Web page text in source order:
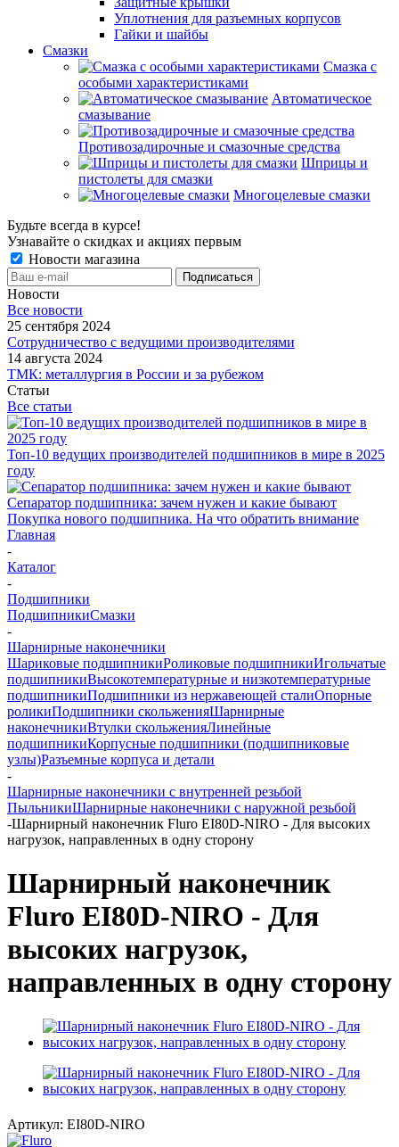
Уплотнения для разъемных корпусов
Гайки и шайбы
Смазки
Смазка с
особыми характеристиками
Автоматическое
смазывание
Противозадирочные и смазочные средства
Шприцы и
пистолеты для смазки
Многоцелевые смазки
Будьте всегда в курсе!
Узнавайте о скидках и акциях первым
Новости магазина
Новости
Все новости
25 сентября 2024
Сотрудничество с ведущими производителями
14 августа 2024
ТМК: металлургия в России и за рубежом
Статьи
Все статьи
Топ-10 ведущих производителей подшипников в мире в 2025
году
Сепаратор подшипника: зачем нужен и какие бывают
Покупка нового подшипника. На что обратить внимание
Главная
-
Каталог
-
Подшипники
ПодшипникиСмазки
-
Шарнирные наконечники
Шариковые подшипникиРоликовые подшипникиИгольчатые
подшипникиВысокотемпературные и низкотемпературные
подшипникиПодшипники из нержавеющей сталиОпорные
роликиПодшипники скольженияШарнирные
наконечникиВтулки скольженияЛинейные
подшипникиКорпусные подшипники (подшипниковые
узлы)Разъемные корпуса и детали
-
Шарнирные наконечники с внутренней резьбой
ПыльникиШарнирные наконечники с наружной резьбой
-Шарнирный наконечник Fluro EI80D-NIRO - Для высоких
нагрузок, направленных в одну сторону
Шарнирный наконечник
Fluro EI80D-NIRO - Для
высоких нагрузок,
направленных в одну сторону
Артикул: EI80D-NIRO